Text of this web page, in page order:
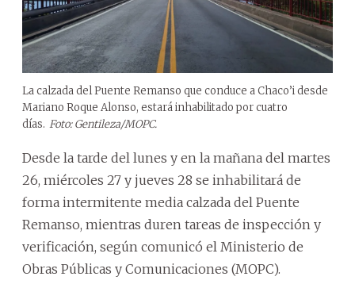
La calzada del Puente Remanso que conduce a Chaco’i desde
Mariano Roque Alonso, estará inhabilitado por cuatro
días. Foto: Gentileza/MOPC.
Desde la tarde del lunes y en la mañana del martes
26, miércoles 27 y jueves 28 se inhabilitará de
forma intermitente media calzada del Puente
Remanso, mientras duren tareas de inspección y
verificación, según comunicó el Ministerio de
Obras Públicas y Comunicaciones (MOPC).